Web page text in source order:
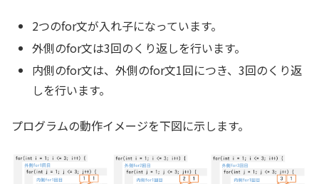
2つのfor文が入れ子になっています。
外側のfor文は3回のくり返しを行います。
内側のfor文は、外側のfor文1回につき、3回のくり返
しを行います。
プログラムの動作イメージを下図に示します。